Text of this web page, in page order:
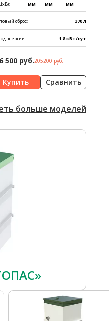
мм мм мм
сброс: 370 л
энергии: 1.8 кВт/сут
500 руб.205200 руб.
Сравнить
больше моделей